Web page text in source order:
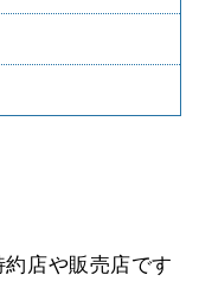
店や販売店です